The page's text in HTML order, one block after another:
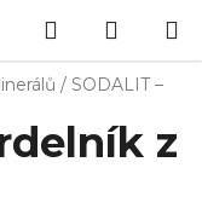
Hledat
KOŠÍK
/ SODALIT –
z